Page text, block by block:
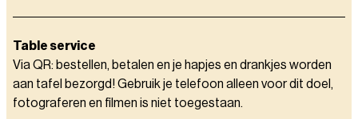
Table service
Via QR: bestellen, betalen en je hapjes en drankjes worden
aan tafel bezorgd! Gebruik je telefoon alleen voor dit doel,
fotograferen en filmen is niet toegestaan.